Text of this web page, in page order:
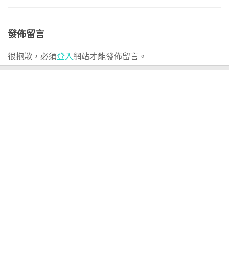
發佈留言
很抱歉，必須登入網站才能發佈留言。